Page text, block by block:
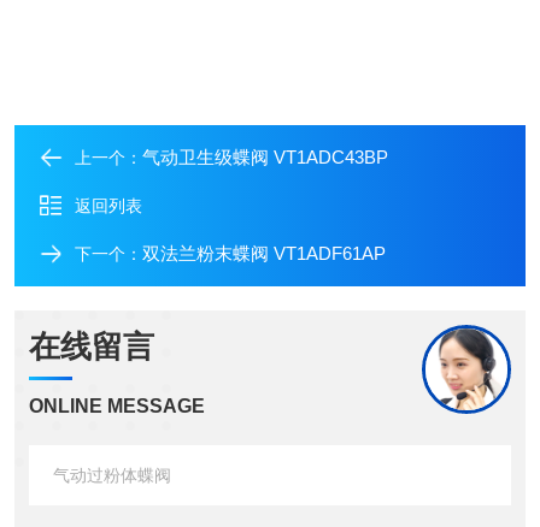
上一个： 气动卫生级蝶阀 VT1ADC43BP
返回列表
下一个： 双法兰粉末蝶阀 VT1ADF61AP
在线留言
ONLINE MESSAGE